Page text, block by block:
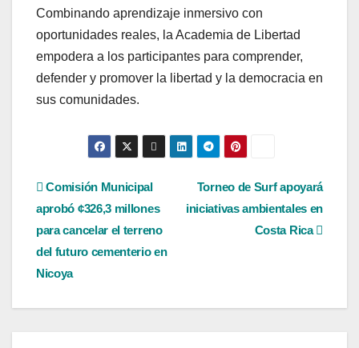
Combinando aprendizaje inmersivo con
oportunidades reales, la Academia de Libertad
empodera a los participantes para comprender,
defender y promover la libertad y la democracia en
sus comunidades.
Navegación
de
entradas
Torneo de Surf apoyará
iniciativas ambientales en
Costa Rica
Comisión Municipal
aprobó ¢326,3 millones
para cancelar el terreno
del futuro cementerio en
Nicoya